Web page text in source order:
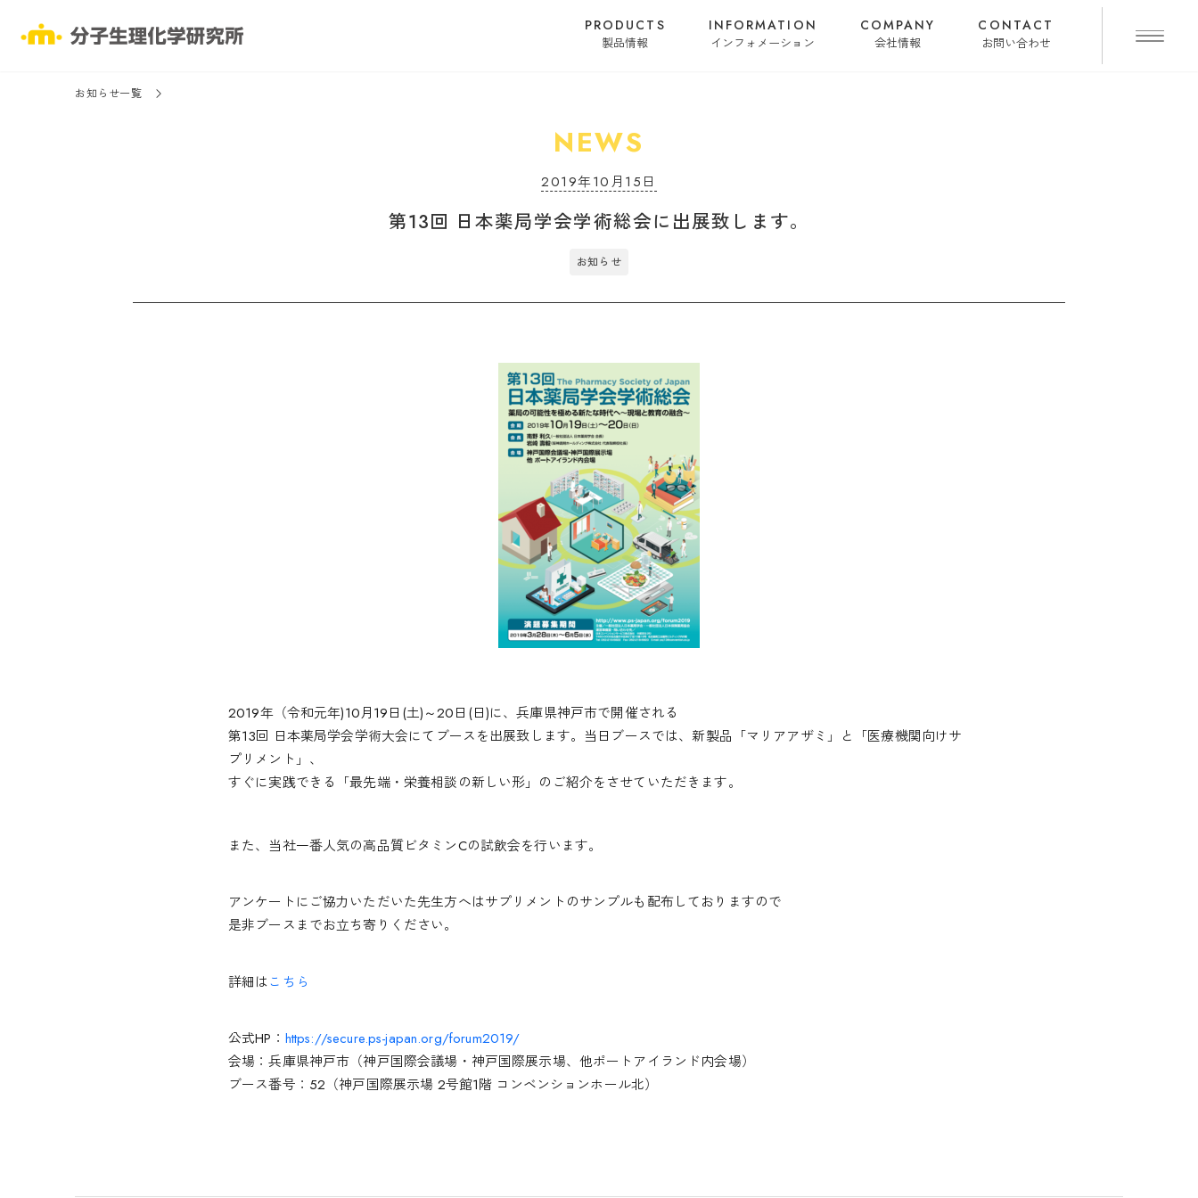
PRODUCTS
製品情報
INFORMATION
インフォメーション
COMPANY
会社情報
CONTACT
お問い合わせ
お知らせ一覧
NEWS
2019年10月15日
第13回 日本薬局学会学術総会に出展致します。
お知らせ
2019年（令和元年)10月19日(土)～20日(日)に、兵庫県神戸市で開催される
第13回 日本薬局学会学術大会にてブースを出展致します。当日ブースでは、新製品「マリアアザミ」と「医療機関向けサ
プリメント」、
すぐに実践できる「最先端・栄養相談の新しい形」のご紹介をさせていただきます。
また、当社一番人気の高品質ビタミンCの試飲会を行います。
アンケートにご協力いただいた先生方へはサプリメントのサンプルも配布しておりますので
是非ブースまでお立ち寄りください。
詳細はこちら
公式HP： https://secure.ps-japan.org/forum2019/
会場：兵庫県神戸市（神戸国際会議場・神戸国際展示場、他ポートアイランド内会場）
ブース番号：52（神戸国際展示場 2号館1階 コンベンションホール北）